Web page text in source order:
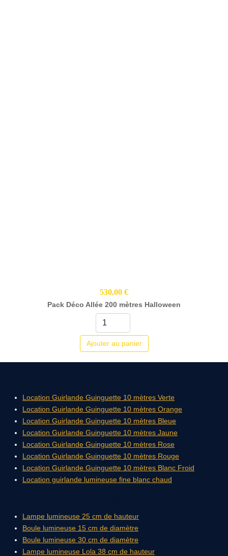
530,00 €
Pack Déco Allée 200 mètres Halloween
Ajouter au panier
Location Guirlande Guinguette 10 mètres Verte
Location Guirlande Guinguette 10 mètres Orange
Location Guirlande Guinguette 10 mètres Bleue
Location Guirlande Guinguette 10 mètres Jaune
Location Guirlande Guinguette 10 mètres Rose
Location Guirlande Guinguette 10 mètres Rouge
Location Guirlande Guinguette 10 mètres Blanc Froid
Location guirlande lumineuse fine blanc chaud
Lampe lumineuse 25 cm de hauteur
Boule lumineuse 15 cm de diamètre
Boule lumineuse 30 cm de diamètre
Lampe lumineuse Lola 38 cm de hauteur